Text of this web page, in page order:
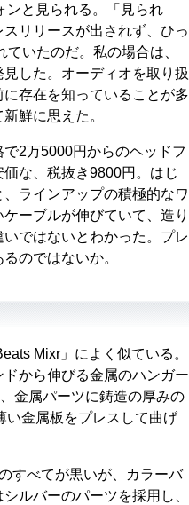
と見られる。「見られ
リリースが出されず、ひっ
いたのだ。私の場合は、
した。オーディオを取り扱
存在を知っていることが多
鮮に思えた。
2万5000円からのヘッドフ
な、税抜き9800円。はじ
ラインアップの積極的なワ
ーブルが伸びていて、造り
ではないとわかった。プレ
のではないか。
Mixr」によく似ている。
から伸びる金属のハンガー
金属パーツに鋳造の厚みの
い金属板をプレスして曲げ
すべてが黒いが、カラーバ
ルバーのパーツを採用し、